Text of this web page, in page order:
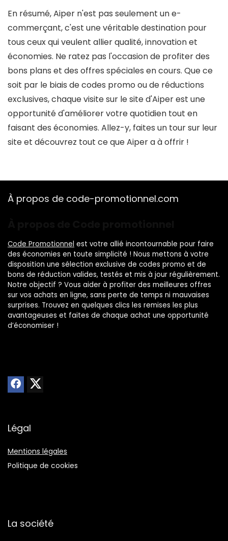
En résumé, Aiper n'est pas seulement un e-
commerçant, c'est une véritable destination pour
tous ceux qui veulent allier qualité, innovation et
économies. Ne ratez pas l'occasion de profiter des
bons plans et des offres spéciales en cours. Que ce
soit par le biais de codes promo ou de réductions
exclusives, chaque visite sur le site d'Aiper est une
opportunité d'améliorer votre quotidien tout en
faisant des économies. Allez-y, faites un tour sur leur
site et découvrez tout ce que Aiper a à offrir !
À propos de code-promotionnel.com
Code Promotionnel est votre allié incontournable pour faire
des économies en toute simplicité ! Nous mettons à votre
disposition une sélection exclusive de codes promo et de
bons de réduction valides, testés et mis à jour régulièrement.
Notre objectif ? Vous aider à profiter des meilleures offres
sur vos achats en ligne, sans perte de temps ni mauvaises
surprises. Trouvez en quelques clics les remises les plus
avantageuses et faites de chaque achat une opportunité
d’économiser !
Légal
Mentions légales
Politique de cookies
La société